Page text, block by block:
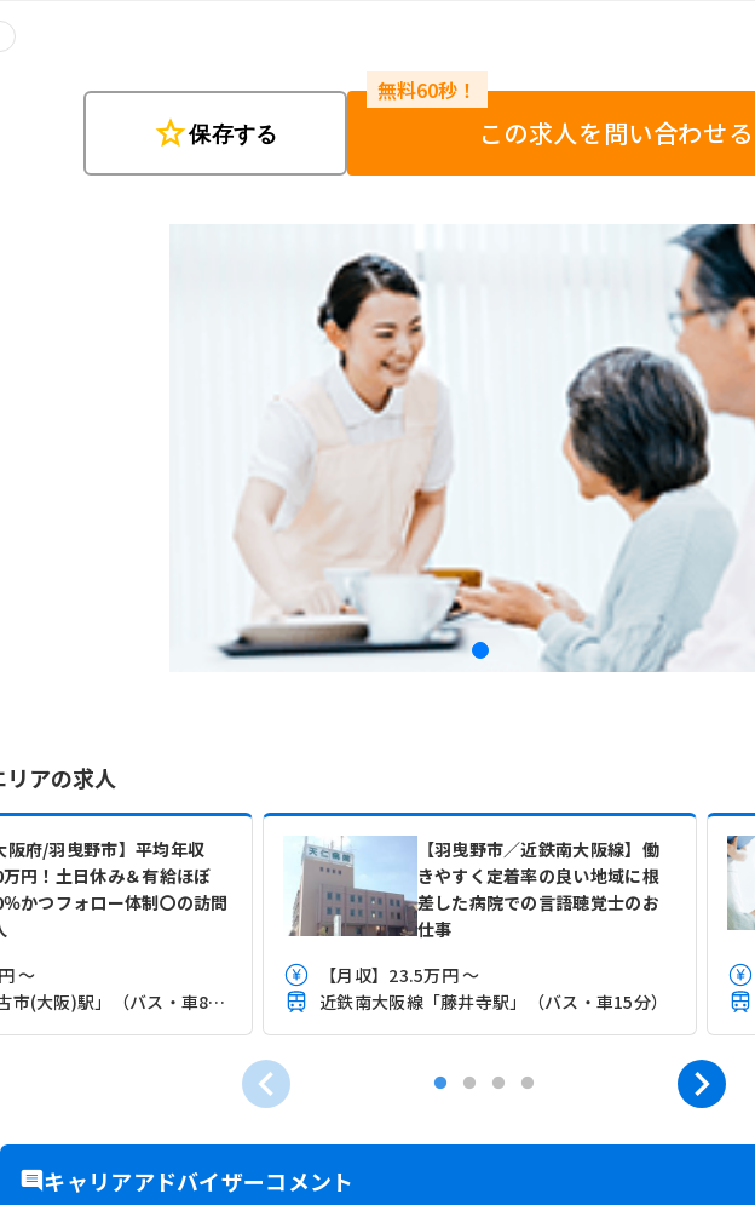
star保存する この求人を問い合わせる
アの求人
阪府/羽曳野市】平均年収
円！土日休み＆有給ほぼ
かつフォロー体制〇の訪問
～
近鉄南大阪線「古市(大阪)駅」（バス・車8分）
【羽曳野市／近鉄南大阪線】働
きやすく定着率の良い地域に根
差した病院での言語聴覚士のお
仕事
【月収】23.5万円 ～
近鉄南大阪線「藤井寺駅」（バス・車15分）
キャリアアドバイザーコメント